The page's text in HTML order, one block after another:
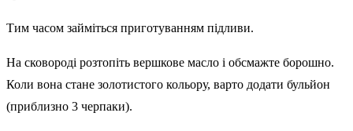
Тим часом займіться приготуванням підливи.
На сковороді розтопіть вершкове масло і обсмажте борошно.
Коли вона стане золотистого кольору, варто додати бульйон
(приблизно 3 черпаки).